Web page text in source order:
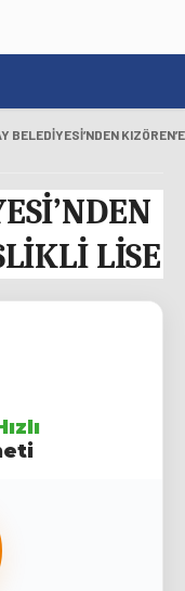
LİSE